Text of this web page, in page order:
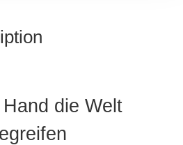
die Welt